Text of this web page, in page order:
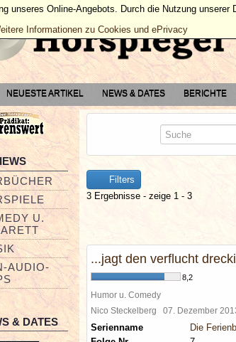
NEUESTE ARTIKEL NEWS & DATES BERICHTE
U.
AUDIO-
& DATES
Filters
3 Ergebnisse - zeige 1 - 3
...jagt den verflucht
8,2
Humor u. Comedy
Nico Steckelberg 07. Dezember
Serienname
Die
unseres Online-Angebots. Durch die Nutzung
Informationen zu Cookies und ePrivacy